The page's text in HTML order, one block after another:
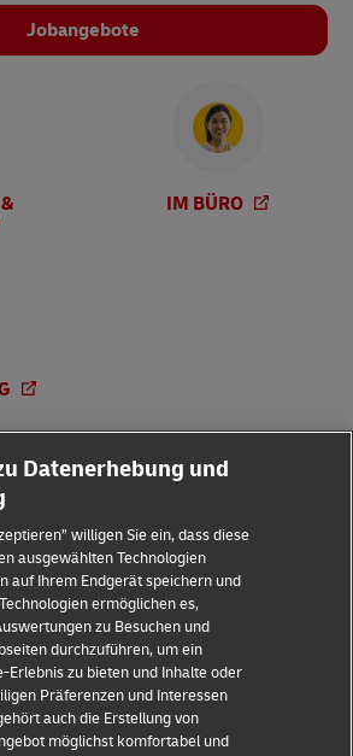
Jobangebote
IM BÜRO
Datenerhebung und
willigen Sie ein, dass diese
ausgewählten Technologien
auf Ihrem Endgerät speichern und
ermöglichen es,
zu Besuchen und
durchzuführen, um ein
Erlebnis zu bieten und Inhalte oder
Präferenzen und Interessen
auch die Erstellung von
möglichst komfortabel und